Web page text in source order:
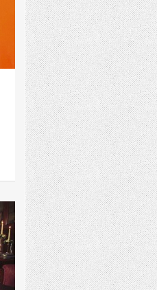
SZEPSY ISTVÁN
A tokaji Mr. Terroir ízig-vérig
úriember, de ezt nem a
csokornyakkendő teszi, hanem
viszonya a környezetéhez, az
emberekhez és a...
JAKSITY GYÖRGY